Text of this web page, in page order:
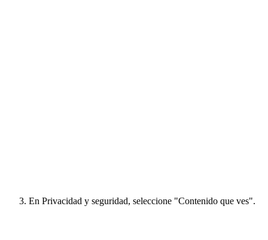
En Privacidad y seguridad, seleccione "Contenido que ves".